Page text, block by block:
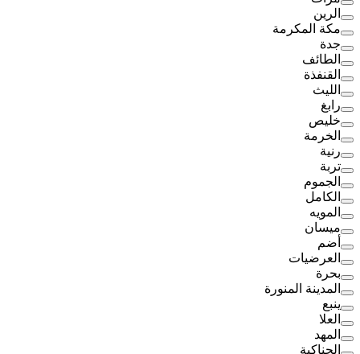
الرين
مكة المكرمة
جدة
الطائف
القنفذة
الليث
رابغ
خليص
الخرمة
رنية
تربة
الجموم
الكامل
المويه
ميسان
أضم
العرضيات
بحرة
المدينة المنورة
ينبع
العلا
المهد
الحناكية